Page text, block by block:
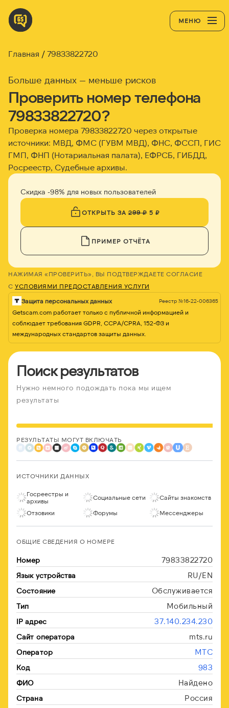
МЕНЮ
Главная 79833822720
Больше данных — меньше рисков
Проверить номер телефона
79833822720?
Проверка номера 79833822720 через открытые
источники: МВД, ФМС (ГУВМ МВД), ФНС, ФССП, ГИС
ГМП, ФНП (Нотариальная палата), ЕФРСБ, ГИБДД,
Росреестр, Судебные архивы.
Скидка -98% для новых пользователей
ОТКРЫТЬ ЗА299 ₽5 ₽
ПРИМЕР ОТЧЁТА
НАЖИМАЯ «ПРОВЕРИТЬ», ВЫ ПОДТВЕРЖДАЕТЕ СОГЛАСИЕ
С УСЛОВИЯМИ ПРЕДОСТАВЛЕНИЯ УСЛУГИ
Защита персональных данных Реестр №16-22-006365
Getscam.com работает только с публичной информацией и
соблюдает требования GDPR, CCPA/CPRA, 152-ФЗ и
международных стандартов защиты данных.
Поиск результатов
Нужно немного подождать пока мы ищем
результаты
РЕЗУЛЬТАТЫ МОГУТ ВКЛЮЧАТЬ
ИСТОЧНИКИ ДАННЫХ
Госреестры и
архивы
Социальные сети Сайты знакомств
Отзовики Форумы Мессенджеры
ОБЩИЕ СВЕДЕНИЯ О НОМЕРЕ
Номер 79833822720
Язык устройства RU/EN
Состояние Обслуживается
Тип Мобильный
IP адрес 37.140.234.230
Сайт оператора mts.ru
Оператор МТС
Код 983
ФИО Найдено
Страна Россия